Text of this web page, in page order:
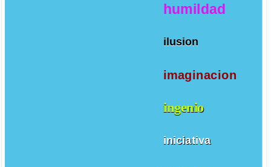
humildad
ilusion
imaginacion
ingenio
iniciativa